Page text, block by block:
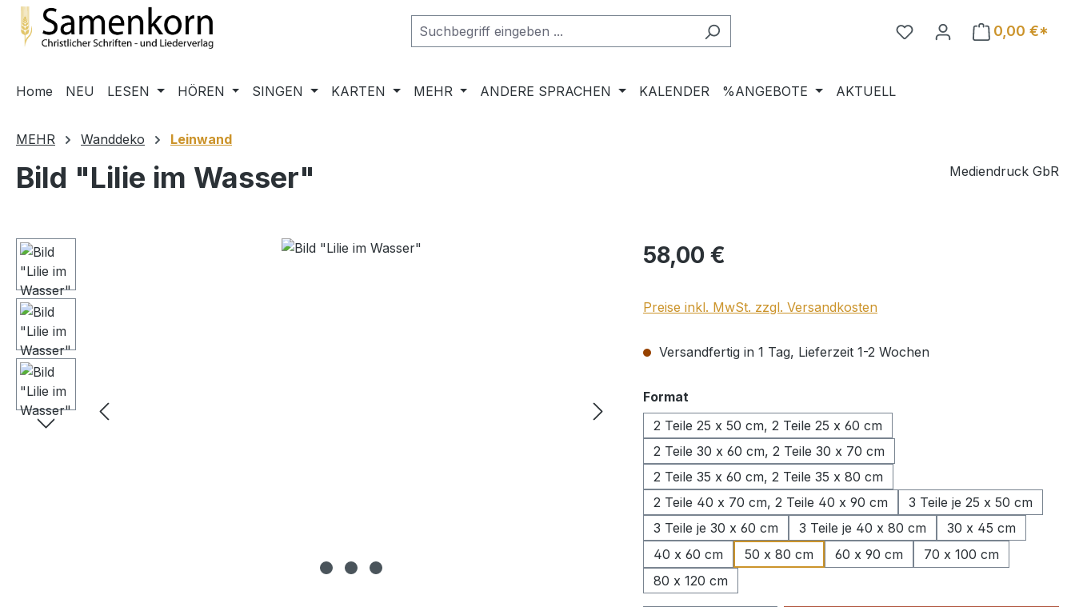
Hauptinhalt springen
Zur Suche springen
Zur Hauptnavigation springen
0,00 €*
Home NEU LESEN HÖREN SINGEN KARTEN MEHR ANDERE SPRACHEN KALENDER %ANGEBOTE AKTUELL
MEHR Wanddeko Leinwand
Bild "Lilie im Wasser" Mediendruck GbR
Bildergalerie überspringen Regulärer Preis:
58,00 €
Preise inkl. MwSt. zzgl. Versandkosten
Versandfertig in 1 Tag, Lieferzeit 1-2 Wochen
Format
2 Teile 25 x 50 cm, 2 Teile 25 x 60 cm
2 Teile 30 x 60 cm, 2 Teile 30 x 70 cm
2 Teile 35 x 60 cm, 2 Teile 35 x 80 cm
2 Teile 40 x 70 cm, 2 Teile 40 x 90 cm
3 Teile je 25 x 50 cm
3 Teile je 30 x 60 cm
3 Teile je 40 x 80 cm
30 x 45 cm
40 x 60 cm
50 x 80 cm 60 x 90 cm
70 x 100 cm
80 x 120 cm